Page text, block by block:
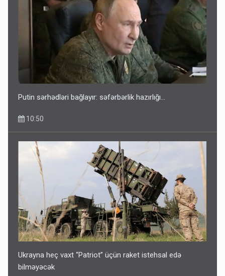
Putin sərhədləri bağlayır: səfərbərlik hazırlığı...
10:50
Ukrayna heç vaxt “Patriot” üçün raket istehsal edə
bilməyəcək